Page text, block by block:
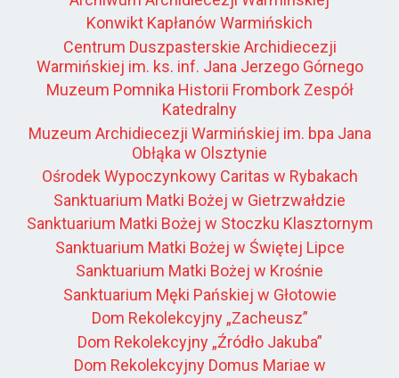
Konwikt Kapłanów Warmińskich
Centrum Duszpasterskie Archidiecezji
Warmińskiej im. ks. inf. Jana Jerzego Górnego
Muzeum Pomnika Historii Frombork Zespół
Katedralny
Muzeum Archidiecezji Warmińskiej im. bpa Jana
Obłąka w Olsztynie
Ośrodek Wypoczynkowy Caritas w Rybakach
Sanktuarium Matki Bożej w Gietrzwałdzie
Sanktuarium Matki Bożej w Stoczku Klasztornym
Sanktuarium Matki Bożej w Świętej Lipce
Sanktuarium Matki Bożej w Krośnie
Sanktuarium Męki Pańskiej w Głotowie
Dom Rekolekcyjny „Zacheusz”
Dom Rekolekcyjny „Źródło Jakuba”
Dom Rekolekcyjny Domus Mariae w